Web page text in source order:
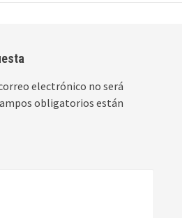
electrónico no será
obligatorios están